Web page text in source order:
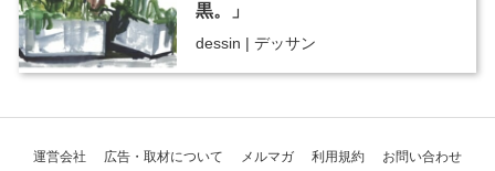
黒。」
dessin | デッサン
運営会社 広告・取材について メルマガ 利用規約 お問い合わせ